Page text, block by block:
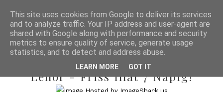
2013/04/10
Lenor - Friss Illat 7 Napig!
This site uses cookies from Google to deliver its services
and to analyze traffic. Your IP address and user-agent are
shared with Google along with performance and security
metrics to ensure quality of service, generate usage
statistics, and to detect and address abuse.
LEARN MORE GOT IT